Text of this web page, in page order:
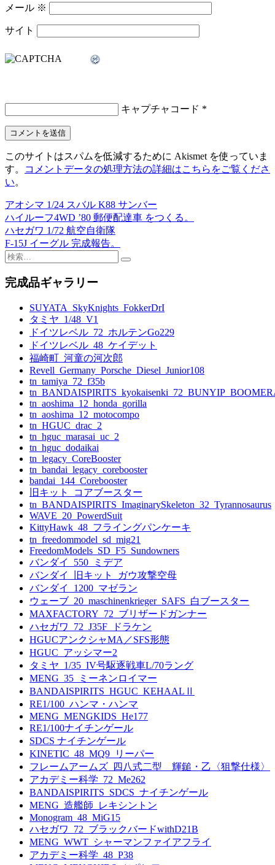
メール ※
サイト
キャプチャコード *
このサイトはスパムを低減するために Akismet を使っていま
す。
コメントデータの処理方法の詳細はこちらをご覧くださ
い。
投
稿
ナ
ビ
ゲ
アオシマ 1/24 スバル K88 サンバー
ハイルーフ4WD ’80 郵便配達車 をつくる。
ハセガワ 1/72 航空自衛隊
F-15J イーグル 完成報告。
検
完成品ギャラリー
SUYATA_SkyKnights_FokkerDrI
タミヤ_1/48_V1
ドイツレベル_72_ホルテンGo229
ドイツレベル_48_ケイデット
福崎町_河童の河次郎
Revell_Germany_Porsche_Diesel_Junior108
tn_tamiya_72_f35b
tn_aoshima_12_honda_gorilla
tn_aoshima_12_motocompo
tn_HGUC_drac_2
tn_hguc_marasai_uc_2
tn_hguc_dodaikai
tn_legacy_CoreBooster
tn_bandai_legacy_corebooster
bandai_144_Corebooster
旧キット_コアブースター
tn_BANDAISPIRITS_ImaginarySkeleton_32_Tyrannosaurus
WAVE_20_PowerdSuit
KittyHawk_48_フライングパンケーキ
tn_freedommodel_sd_mig21
FreedomModels_SD_F5_Sundowners
バンダイ_550_ミデア
バンダイ_旧キット_ガウ攻撃空母
バンダイ_1200_マゼラン
ウェーブ_20_maschinenkrieger_SAFS_白ブースター
MAXFACTORY_72_ブリザードガンナー
ハセガワ_72_J35F_ドラケン
HGUCアンクシャMA／SFS形態
HGUC_アッシマー2
タミヤ_1/35_IV号駆逐戦車L/70ラング
MENG_35_ミーネンロイマー
BANDAISPIRITS_HGUC_KEHAALⅡ
RE1/100_ハンマ・ハンマ
MENG_MENGKIDS_He177
RE1/100ナイチンゲール
SDCS ナイチンゲール
KINETIC_48_MQ9_リーパー
フレームアームズ_四八式二型 輝鎚・乙〈狙撃仕様〉
アカデミー科学_72_Me262
BANDAISPIRITS_SDCS_ナイチンゲール
MENG_造艦師_レキシントン
Monogram_48_MiG15
ハセガワ_72_ブラックバードwithD21B
MENG_WWT_シャーマンファイアフライ
アカデミー科学_48_P38